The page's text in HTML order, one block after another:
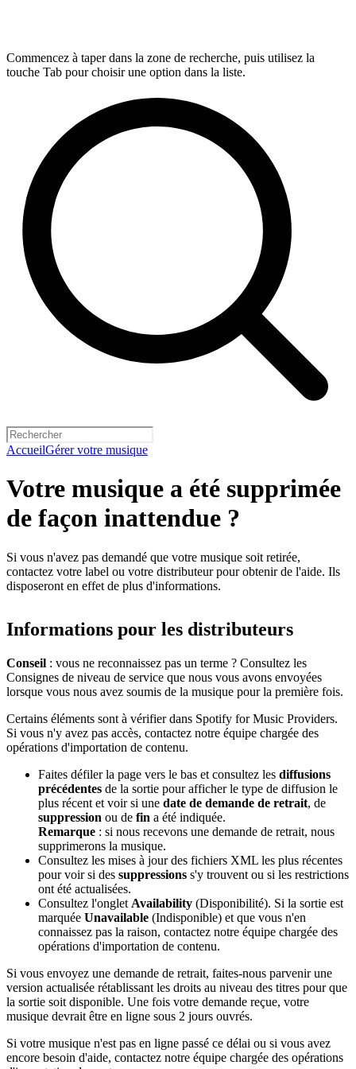
Commencez à taper dans la zone de recherche, puis utilisez la
touche Tab pour choisir une option dans la liste.
AccueilGérer votre musique
Votre musique a été supprimée
de façon inattendue ?
Si vous n'avez pas demandé que votre musique soit retirée,
contactez votre label ou votre distributeur pour obtenir de l'aide. Ils
disposeront en effet de plus d'informations.
Informations pour les distributeurs
Conseil : vous ne reconnaissez pas un terme ? Consultez les
Consignes de niveau de service que nous vous avons envoyées
lorsque vous nous avez soumis de la musique pour la première fois.
Certains éléments sont à vérifier dans Spotify for Music Providers.
Si vous n'y avez pas accès, contactez notre équipe chargée des
opérations d'importation de contenu.
Faites défiler la page vers le bas et consultez les diffusions
précédentes de la sortie pour afficher le type de diffusion le
plus récent et voir si une date de demande de retrait, de
suppression ou de fin a été indiquée.
Remarque : si nous recevons une demande de retrait, nous
supprimerons la musique.
Consultez les mises à jour des fichiers XML les plus récentes
pour voir si des suppressions s'y trouvent ou si les restrictions
ont été actualisées.
Consultez l'onglet Availability (Disponibilité). Si la sortie est
marquée Unavailable (Indisponible) et que vous n'en
connaissez pas la raison, contactez notre équipe chargée des
opérations d'importation de contenu.
Si vous envoyez une demande de retrait, faites-nous parvenir une
version actualisée rétablissant les droits au niveau des titres pour que
la sortie soit disponible. Une fois votre demande reçue, votre
musique devrait être en ligne sous 2 jours ouvrés.
Si votre musique n'est pas en ligne passé ce délai ou si vous avez
encore besoin d'aide, contactez notre équipe chargée des opérations